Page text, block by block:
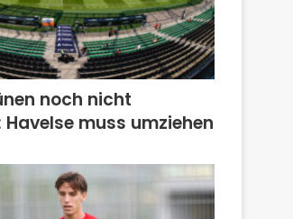
noch nicht
muss umziehen